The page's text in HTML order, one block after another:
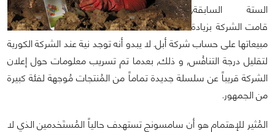
الستة السابقة,
قامت الشركة بزيادة
مبيعاتها على حساب شركة أبل. لا يبدو أنه توجد نية عند الشركة الكورية
لتقليل درجة التنافُس, و ذلك, بعدما تم تسريب معلومات حول إعلان
الشركة قريباً عن سلسلة جديدة تماماً من المُنتجات مُوجهة لفئة كبيرة
من الجمهور.
المُثير للإهتمام هو أن سامسونج تستهدف حالياً المُستَخدمين الذي لا